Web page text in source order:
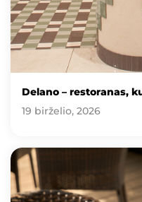
Delano – restoranas,
19 birželio, 2026